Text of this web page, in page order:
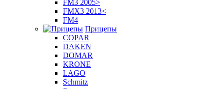
FM3 2005>
FMX3 2013<
FM4
Прицепы
COPAR
DAKEN
DOMAR
KRONE
LAGO
Schmitz